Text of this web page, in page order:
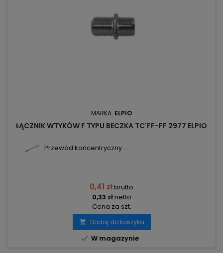
MARKA: ELPIO
ŁĄCZNIK WTYKÓW F TYPU BECZKA TC'FF-FF 2977 ELPIO
Przewód koncentryczny ...
0,41 złbrutto
0,33 złnetto
Cena za szt.
 Dodaj do koszyka
 W magazynie